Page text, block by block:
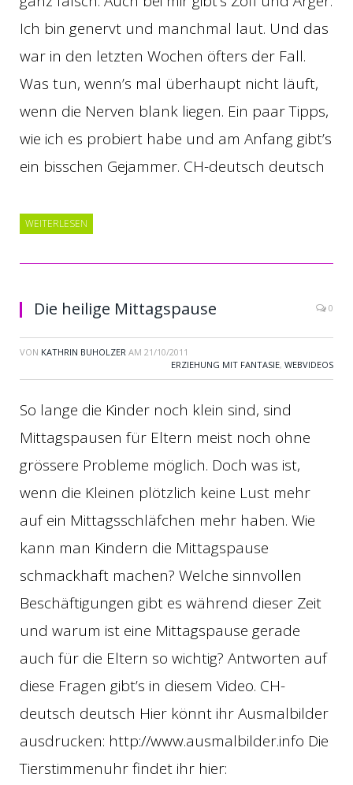
Ich bin genervt und manchmal laut. Und das
war in den letzten Wochen öfters der Fall.
Was tun, wenn’s mal überhaupt nicht läuft,
wenn die Nerven blank liegen. Ein paar Tipps,
wie ich es probiert habe und am Anfang gibt’s
ein bisschen Gejammer. CH-deutsch deutsch
WEITERLESEN
Die heilige Mittagspause 0
VON KATHRIN BUHOLZER AM 21/10/2011
ERZIEHUNG MIT FANTASIE, WEBVIDEOS
So lange die Kinder noch klein sind, sind
Mittagspausen für Eltern meist noch ohne
grössere Probleme möglich. Doch was ist,
wenn die Kleinen plötzlich keine Lust mehr
auf ein Mittagsschläfchen mehr haben. Wie
kann man Kindern die Mittagspause
schmackhaft machen? Welche sinnvollen
Beschäftigungen gibt es während dieser Zeit
und warum ist eine Mittagspause gerade
auch für die Eltern so wichtig? Antworten auf
diese Fragen gibt’s in diesem Video. CH-
deutsch deutsch Hier könnt ihr Ausmalbilder
ausdrucken: http://www.ausmalbilder.info Die
Tierstimmenuhr findet ihr hier: